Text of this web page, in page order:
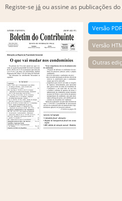
Registe-se já ou assine as publicações
Versão PDF
Versão
Outras